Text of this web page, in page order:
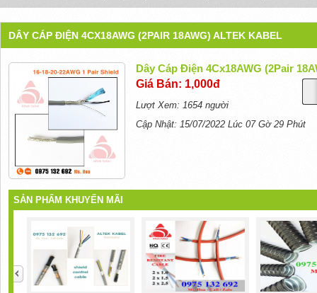
DÂY CÁP ĐIỆN 4CX18AWG (2PAIR 18AWG) ALTEK KABEL
Dây Cáp Điện 4Cx18AWG (2Pair
Giá Bán: 1,000đ
Lượt Xem: 1654 người
Cập Nhật: 15/07/2022 Lúc 07 Gờ 29 Phút
SẢN PHẨM KHUYẾN MÃI